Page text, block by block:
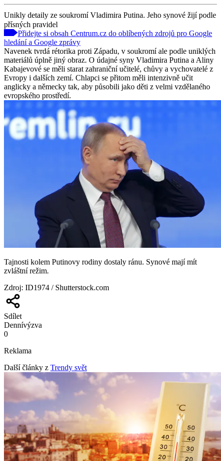
Unikly detaily ze soukromí Vladimira Putina. Jeho synové žijí podle
přísných pravidel
Přidejte si obsah Centrum.cz do oblíbených zdrojů pro Google
hledání a Google zprávy
Navenek tvrdá rétorika proti Západu, v soukromí ale podle uniklých
materiálů úplně jiný obraz. O údajné syny Vladimira Putina a Aliny
Kabajevové se měli starat zahraniční učitelé, chůvy a vychovatelé z
Evropy i dalších zemí. Chlapci se přitom měli intenzivně učit
anglicky a německy tak, aby působili jako děti z velmi vzdělaného
evropského prostředí.
Tajnosti kolem Putinovy rodiny dostaly ránu. Synové mají mít
zvláštní režim.
Zdroj: ID1974 / Shutterstock.com
Sdílet
Dennívýzva
0
Reklama
Další články z Trendy svět